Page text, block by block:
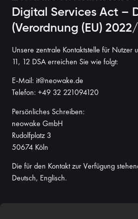
Digital Services Act –
(Verordnung (EU)
Unsere zentrale Kontaktstelle für Nutzer
11, 12 DSA erreichen Sie wie folgt:
E-Mail: it@neowake.de
Telefon: +49 32 221094120
Persönliches Schreiben:
neowake GmbH
Rudolfplatz 3
50674 Köln
Die für den Kontakt zur Verfügung
Deutsch, Englisch.